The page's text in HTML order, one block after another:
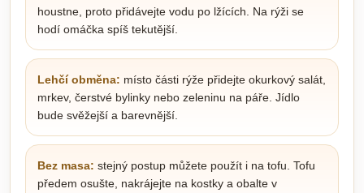
houstne, proto přidávejte vodu po lžících. Na rýži se
hodí omáčka spíš tekutější.
Lehčí obměna: místo části rýže přidejte okurkový salát,
mrkev, čerstvé bylinky nebo zeleninu na páře. Jídlo
bude svěžejší a barevnější.
Bez masa: stejný postup můžete použít i na tofu. Tofu
předem osušte, nakrájejte na kostky a obalte v